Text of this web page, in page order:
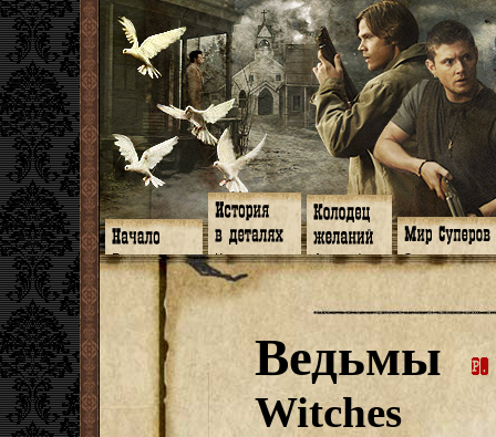
Главная
Программа
Форум
Facebook
Гостевая
Книги
Галереи
Музыка
Видео
Субтитры
Заметки
Мысли
Откровение
Арт-кафе
Игромания
Фанфики
Фанарт
Анекдоты
Передоз
Страшилки
Знакомство
Обитатели
Семейное
Дневник
СИЗО
Суперы от и
Ведьмы
Witches